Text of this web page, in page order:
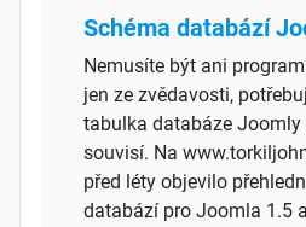
Schéma databází
Nemusíte být ani
jen ze zvědavosti,
tabulka databáze Joomly
souvisí. Na
před léty objevilo
databází pro Joomla 1.5